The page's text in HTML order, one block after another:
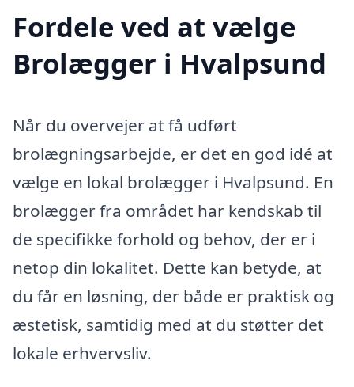
Fordele ved at vælge
Brolægger i Hvalpsund
Når du overvejer at få udført
brolægningsarbejde, er det en god idé at
vælge en lokal brolægger i Hvalpsund. En
brolægger fra området har kendskab til
de specifikke forhold og behov, der er i
netop din lokalitet. Dette kan betyde, at
du får en løsning, der både er praktisk og
æstetisk, samtidig med at du støtter det
lokale erhvervsliv.